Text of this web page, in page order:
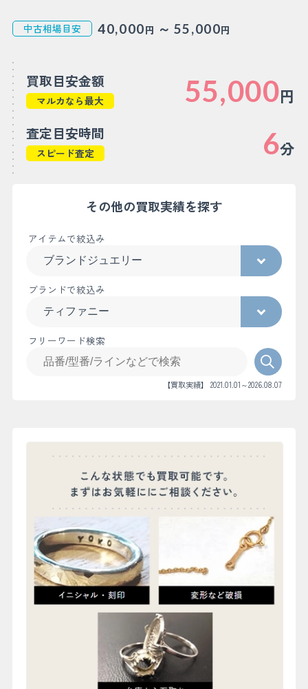
中古相場目安 40,000円 ～ 55,000円
買取目安金額
マルカなら最大 55,000円
査定目安時間
スピード査定 6分
その他の買取実績を探す
アイテムで絞込み
ブランドで絞込み
フリーワード検索
【買取実績】 2021.01.01～2026.08.07